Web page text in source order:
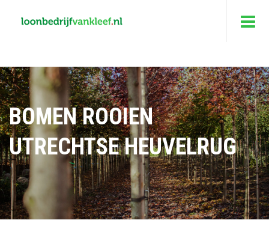
BOMEN ROOIEN
UTRECHTSE HEUVELRUG